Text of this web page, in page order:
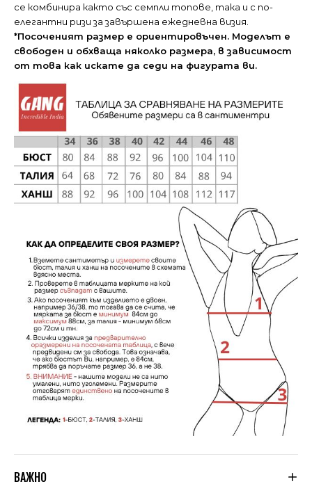
се комбинира както със семпли топове, така и с по-
елегантни ризи за завършена ежедневна визия.
*Посоченият размер е ориентировъчен. Моделът е
свободен и обхваща няколко размера, в зависимост
от това как искате да седи на фигурата ви.
ВАЖНО